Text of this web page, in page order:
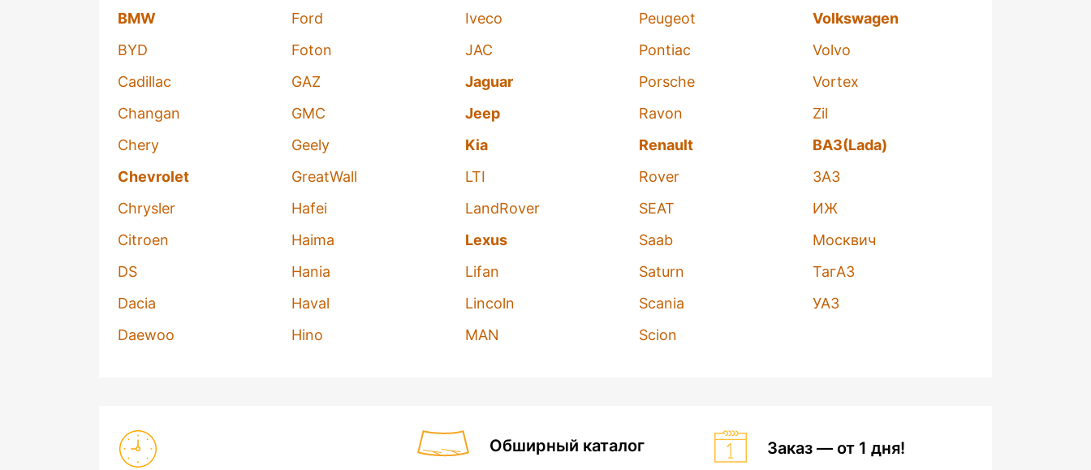
BMW
BYD
Cadillac
Changan
Chery
Chevrolet
Chrysler
Citroen
DS
Dacia
Daewoo
Ford
Foton
GAZ
GMC
Geely
GreatWall
Hafei
Haima
Hania
Haval
Hino
Iveco
JAC
Jaguar
Jeep
Kia
LTI
LandRover
Lexus
Lifan
Lincoln
MAN
Peugeot
Pontiac
Porsche
Ravon
Renault
Rover
SEAT
Saab
Saturn
Scania
Scion
Volkswagen
Volvo
Vortex
Zil
ВАЗ(Lada)
ЗАЗ
ИЖ
Москвич
ТагАЗ
УАЗ
Обширный каталог Заказ — от 1 дня!